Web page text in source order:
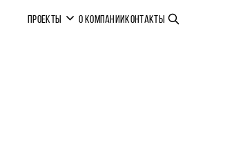
ПРОЕКТЫ О КОМПАНИИКОНТАКТЫ